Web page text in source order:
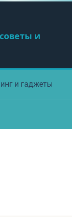
и
и гаджеты